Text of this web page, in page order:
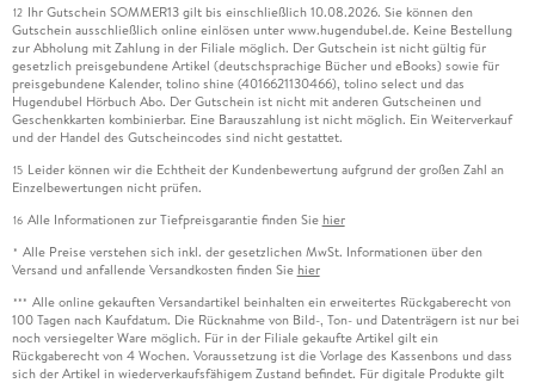
12 Ihr Gutschein SOMMER13 gilt bis einschließlich 10.08.2026. Sie können den
Gutschein ausschließlich online einlösen unter www.hugendubel.de. Keine Bestellung
zur Abholung mit Zahlung in der Filiale möglich. Der Gutschein ist nicht gültig für
gesetzlich preisgebundene Artikel (deutschsprachige Bücher und eBooks) sowie für
preisgebundene Kalender, tolino shine (4016621130466), tolino select und das
Hugendubel Hörbuch Abo. Der Gutschein ist nicht mit anderen Gutscheinen und
Geschenkkarten kombinierbar. Eine Barauszahlung ist nicht möglich. Ein Weiterverkauf
und der Handel des Gutscheincodes sind nicht gestattet.
15 Leider können wir die Echtheit der Kundenbewertung aufgrund der großen Zahl an
Einzelbewertungen nicht prüfen.
16 Alle Informationen zur Tiefpreisgarantie finden Sie hier
* Alle Preise verstehen sich inkl. der gesetzlichen MwSt. Informationen über den
Versand und anfallende Versandkosten finden Sie hier
*** Alle online gekauften Versandartikel beinhalten ein erweitertes Rückgaberecht von
100 Tagen nach Kaufdatum. Die Rücknahme von Bild-, Ton- und Datenträgern ist nur bei
noch versiegelter Ware möglich. Für in der Filiale gekaufte Artikel gilt ein
Rückgaberecht von 4 Wochen. Voraussetzung ist die Vorlage des Kassenbons und dass
sich der Artikel in wiederverkaufsfähigem Zustand befindet. Für digitale Produkte gilt